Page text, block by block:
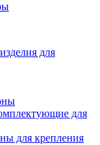
для
для
для крепления